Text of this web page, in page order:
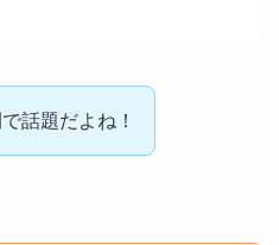
話題だよね！